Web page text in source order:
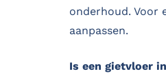
onderhoud. Voor
aanpassen.
Is een gietvloer